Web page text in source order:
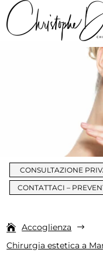
CONSULTAZIONE
CONTATTACI –
Accoglienza $
Chirurgia estetica a